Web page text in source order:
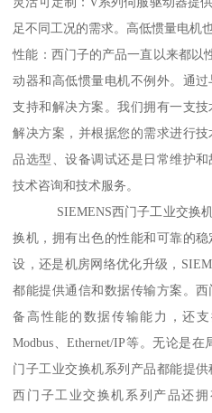
足不同工况的需求。高低惯量电机
性能：西门子的产品一直以来都以
动器和高低惯量电机不例外。通
支持和解决方案。我们拥有一支
解决方案，并根据您的需求进行
品选型、设备调试还是日常维护
技术咨询和技术服务。
SIEMENS西门子工业交换机
换机，拥有出色的性能和可靠的
设，还是机房网络优化升级，
都能提供通信和数据传输方案。
备高性能的数据传输能力，还支
Modbus、Ethernet/IP等。无论是
门子工业交换机系列产品都能提供
西门子工业交换机系列产品还